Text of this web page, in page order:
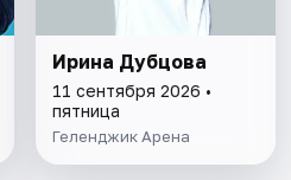
Ирина Дубцова
11 сентября 2026 •
пятница
Геленджик Арена